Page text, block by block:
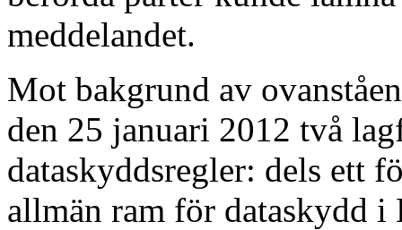
meddelandet.
Mot bakgrund av
den 25 januari 2012 två
dataskyddsregler: dels ett
allmän ram för dataskydd i